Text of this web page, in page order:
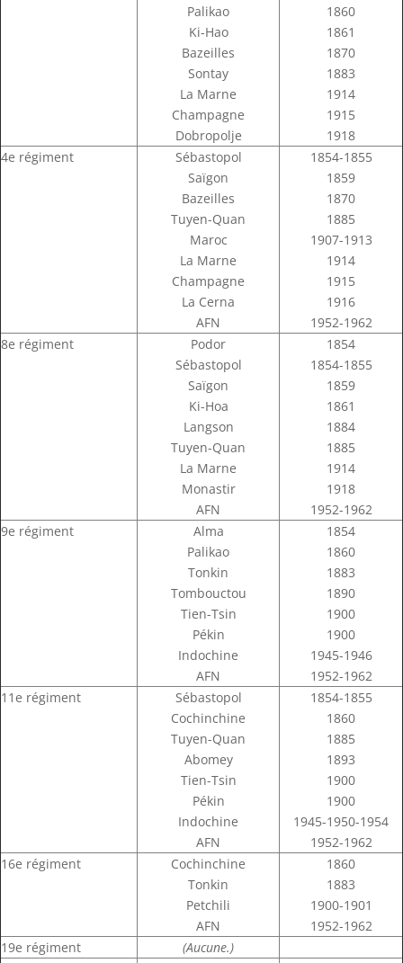
Palikao
Ki-Hao
Bazeilles
Sontay
La Marne
Champagne
Dobropolje
1860
1861
1870
1883
1914
1915
1918
4e régiment
Sébastopol
Saïgon
Bazeilles
Tuyen-Quan
Maroc
La Marne
Champagne
La Cerna
AFN
1854-1855
1859
1870
1885
1907-1913
1914
1915
1916
1952-1962
8e régiment
Podor
Sébastopol
Saïgon
Ki-Hoa
Langson
Tuyen-Quan
La Marne
Monastir
AFN
1854
1854-1855
1859
1861
1884
1885
1914
1918
1952-1962
9e régiment
Alma
Palikao
Tonkin
Tombouctou
Tien-Tsin
Pékin
Indochine
AFN
1854
1860
1883
1890
1900
1900
1945-1946
1952-1962
11e régiment
Sébastopol
Cochinchine
Tuyen-Quan
Abomey
Tien-Tsin
Pékin
Indochine
AFN
1854-1855
1860
1885
1893
1900
1900
1945-1950-1954
1952-1962
16e régiment
Cochinchine
Tonkin
Petchili
AFN
1860
1883
1900-1901
1952-1962
19e régiment
(Aucune.)